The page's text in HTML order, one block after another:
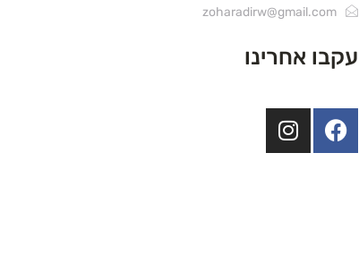
zoharadirw@gmail.com
עקבו אחרינו